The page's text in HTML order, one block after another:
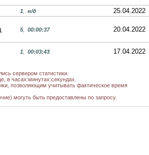
1 н/д 25.04.2022
5, 00:00:37 20.04.2022
1 00:03:43
17.04.2022
1,00:00:21
03.04.2022
2,н/д
03.04.2022
сервером статистики.
в часах:минутах:секундах.
позволяющим учитывать фактическое время
могуть быть предоставлены по запросу.